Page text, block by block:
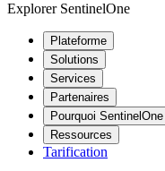
Explorer SentinelOne
Plateforme
Solutions
Services
Partenaires
Pourquoi SentinelOne
Ressources
Tarification